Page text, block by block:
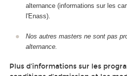
alternance (informations sur les
l'Enass).
Nos autres masters ne sont pas
alternance.
Plus d'informations sur les